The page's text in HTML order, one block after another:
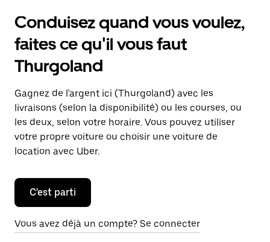
Conduisez quand vous voulez,
faites ce qu'il vous faut
Thurgoland
Gagnez de l'argent ici (Thurgoland) avec les
livraisons (selon la disponibilité) ou les courses, ou
les deux, selon votre horaire. Vous pouvez utiliser
votre propre voiture ou choisir une voiture de
location avec Uber.
C'est parti
Vous avez déjà un compte? Se connecter